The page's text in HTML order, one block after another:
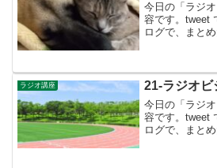
今日の「ラジ
容です。tweet
ログで、まと
ラジオビジネ
日...
ラジオ講座 21-ラジオビ
今日の「ラジ
容です。tweet
ログで、まと